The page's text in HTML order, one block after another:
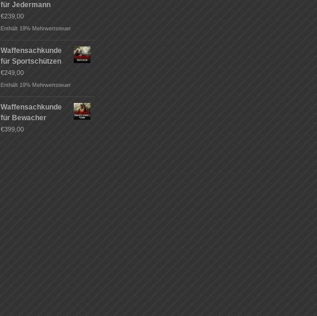
für Jedermann
€239,00
Enthält 19% Mehrwertsteuer
Waffensachkunde
für Sportschützen
€249,00
Enthält 19% Mehrwertsteuer
Waffensachkunde
für Bewacher
€399,00